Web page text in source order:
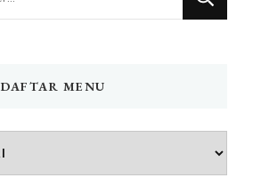
DAFTAR MENU